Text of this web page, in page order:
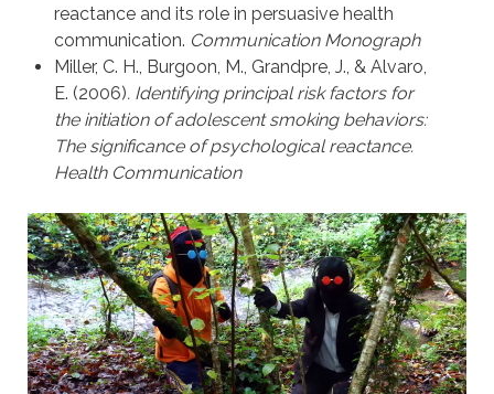
reactance and its role in persuasive health
communication. Communication Monograph
Miller, C. H., Burgoon, M., Grandpre, J., & Alvaro,
E. (2006). Identifying principal risk factors for
the initiation of adolescent smoking behaviors:
The significance of psychological reactance.
Health Communication